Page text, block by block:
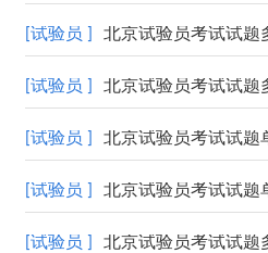
[试验员 ] 北京试验员考试试题
[试验员 ] 北京试验员考试试题
[试验员 ] 北京试验员考试试题
[试验员 ] 北京试验员考试试题
[试验员 ] 北京试验员考试试题